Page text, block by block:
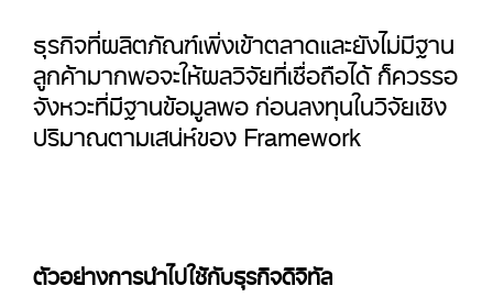
ธุรกิจที่ผลิตภัณฑ์เพิ่งเข้าตลาดและยังไม่มีฐาน
ลูกค้ามากพอจะให้ผลวิจัยที่เชื่อถือได้ ก็ควรรอ
จังหวะที่มีฐานข้อมูลพอ ก่อนลงทุนในวิจัยเชิง
ปริมาณตามเสน่ห์ของ Framework
ตัวอย่างการนำไปใช้กับธุรกิจดิจิทัล